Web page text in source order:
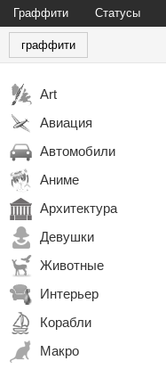
Граффити Статусы
граффити
Art
Авиация
Автомобили
Аниме
Архитектура
Девушки
Животные
Интерьер
Корабли
Макро